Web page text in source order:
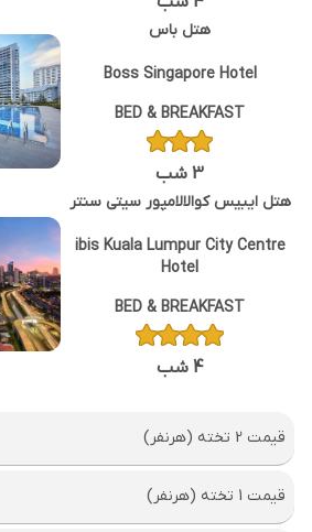
هتل باس
Boss Singapore Hotel
BED & BREAKFAST
3 شب
هتل ایبیس کوالالامپور سیتی سنتر
ibis Kuala Lumpur City Centre
Hotel
BED & BREAKFAST
4 شب
قیمت 2 تخته (هرنفر)
قیمت 1 تخته (هرنفر)